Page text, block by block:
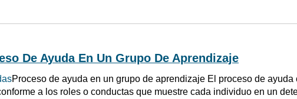
De Ayuda En Un Grupo De Aprendizaje
Proceso de ayuda en un grupo de aprendizaje El proceso de
a los roles o conductas que muestre cada individuo en un